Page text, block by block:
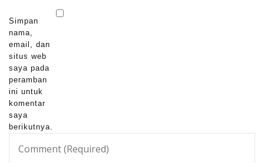
Simpan
nama,
email, dan
situs web
saya pada
peramban
ini untuk
komentar
saya
berikutnya.